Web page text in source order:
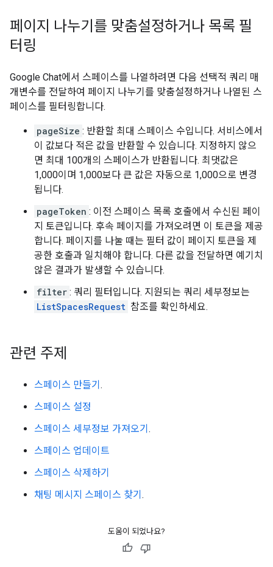
페이지 나누기를 맞춤설정하거나 목록 필
터링
Google Chat에서 스페이스를 나열하려면 다음 선택적 쿼리 매
개변수를 전달하여 페이지 나누기를 맞춤설정하거나 나열된 스
페이스를 필터링합니다.
pageSize : 반환할 최대 스페이스 수입니다. 서비스에서
이 값보다 적은 값을 반환할 수 있습니다. 지정하지 않으
면 최대 100개의 스페이스가 반환됩니다. 최댓값은
1,000이며 1,000보다 큰 값은 자동으로 1,000으로 변경
됩니다.
pageToken : 이전 스페이스 목록 호출에서 수신된 페이
지 토큰입니다. 후속 페이지를 가져오려면 이 토큰을 제공
합니다. 페이지를 나눌 때는 필터 값이 페이지 토큰을 제
공한 호출과 일치해야 합니다. 다른 값을 전달하면 예기치
않은 결과가 발생할 수 있습니다.
filter : 쿼리 필터입니다. 지원되는 쿼리 세부정보는
ListSpacesRequest 참조를 확인하세요.
관련 주제
스페이스 만들기 .
스페이스 설정
스페이스 세부정보 가져오기 .
스페이스 업데이트
스페이스 삭제하기
채팅 메시지 스페이스 찾기 .
도움이 되었나요?